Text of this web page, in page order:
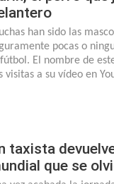
han sido las
pocas o
El nombre de
visitas a su vídeo en
taxista
que se